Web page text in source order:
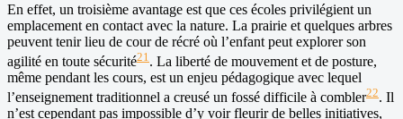
En effet, un troisième avantage est que ces écoles privilégient un
emplacement en contact avec la nature. La prairie et quelques arbres
peuvent tenir lieu de cour de récré où l’enfant peut explorer son
agilité en toute sécurité21 . La liberté de mouvement et de posture,
même pendant les cours, est un enjeu pédagogique avec lequel
l’enseignement traditionnel a creusé un fossé difficile à combler22. Il
n’est cependant pas impossible d’y voir fleurir de belles initiatives,